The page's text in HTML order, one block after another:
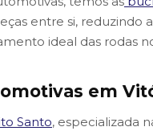
entre si, reduzindo
ideal das rodas
em
Santo, especializada